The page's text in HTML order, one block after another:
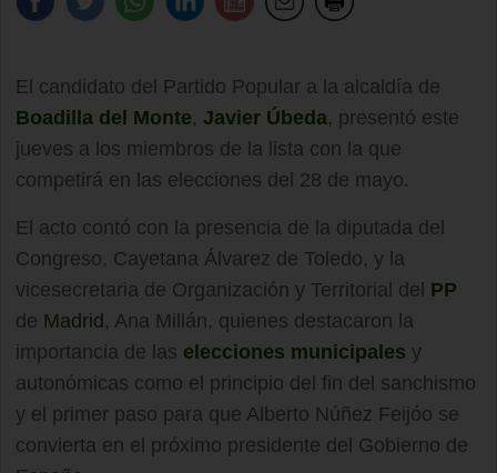
El candidato del Partido Popular a la alcaldía de
Boadilla del Monte, Javier Úbeda, presentó este
jueves a los miembros de la lista con la que
competirá en las elecciones del 28 de mayo.
El acto contó con la presencia de la diputada del
Congreso, Cayetana Álvarez de Toledo, y la
vicesecretaria de Organización y Territorial del PP
de Madrid, Ana Millán, quienes destacaron la
importancia de las elecciones municipales y
autonómicas como el principio del fin del sanchismo
y el primer paso para que Alberto Núñez Feijóo se
convierta en el próximo presidente del Gobierno de